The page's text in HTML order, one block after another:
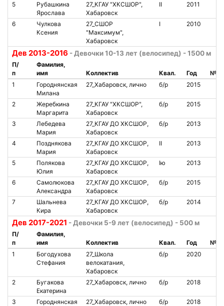
5
Рубашкина
Ярослава
27_КГАУ "ХКСШОР",
Хабаровск
II 2011
6
Чулкова
Ксения
27_СШОР
"Максимум",
Хабаровск
I 2010
Дев 2013-2016 - Девочки 10-13 лет (велосипед) - 1500 м
П/
п
Фамилия,
имя
Коллектив Квал. Год
№
1
Городнянская
Милана
27_Хабаровск, лично б/р 2015
2
Жеребкина
Маргарита
27_КГАУ "ХКСШОР",
Хабаровск
б/р 2015
3
Лебедева
Мария
27_КГАУ ДО ХКСШОР,
Хабаровск
б/р 2013
4
Позднякова
Мария
27_КГАУ ДО ХКСШОР,
Хабаровск
II 2013
5
Полякова
Юлия
27_КГАУ ДО ХКСШОР,
Хабаровск
Iю 2013
6
Самолюкова
Александра
27_КГАУ ДО ХКСШОР,
Хабаровск
б/р 2015
7
Шальнева
Кира
27_КГАУ ДО ХКСШОР,
Хабаровск
б/р 2014
Дев 2017-2021 - Девочки 5-9 лет (велосипед) - 500 м
П/
п
Фамилия,
имя
Коллектив Квал. Год
№
1
Богодухова
Стефания
27_Школа
велокатания,
Хабаровск
б/р 2020
2
Бугакова
Екатерина
27_Хабаровск, лично б/р 2018
3
Городнянская
27_Хабаровск, лично б/р 2018